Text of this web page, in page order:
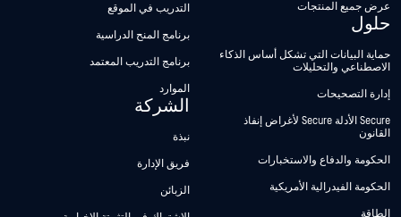
عرض جميع المنتجات
حلول
حماية البيانات التي تشكل أساس الذكاء
الاصطناعي والتحليلات
إدارة التصحيحات
Secure الأدلة Secure لأغراض إنفاذ
القانون
الحكومة والدفاع والاستخبارات
الحكومة الفيدرالية الأمريكية
الطاقة
التدريب في الموقع
برنامج المنح الدراسية
برنامج التدريب المعتمد
الموارد
الشركة
نبذة
فريق الإدارة
الزبائن